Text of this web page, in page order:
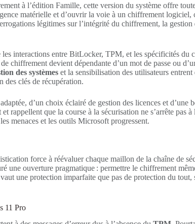
à l’édition Famille, cette version du système offre
matérielle et d’ouvrir la voie à un chiffrement
légitimes sur l’intégrité du chiffrement, la
interactions entre BitLocker, TPM, et les spécificités
chiffrement devient dépendante d’un mot de passe ou
des systèmes et la sensibilisation des utilisateurs
des clés de récupération.
d’un choix éclairé de gestion des licences et
que la course à la sécurisation ne s’arrête pas
menaces et les outils Microsoft progressent.
force à réévaluer chaque maillon de la chaîne de
une ouverture pragmatique : permettre le chiffrement
une protection imparfaite que pas de protection du
11 Pro